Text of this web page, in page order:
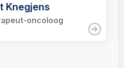
Knegjens
oncoloog